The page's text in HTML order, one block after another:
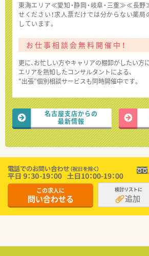
東海エリア≪愛知・静岡・岐阜・三重≫≪長
せください！求人票だけでは分からない薬
しています。
お仕事相談会無料開催中！
更に、お忙しい方やキャリアの棚卸がしたい方
エリアを熟知したコンサルタントによる、
“出張”個別相談サービスも同時開催中です。
名古屋支店からの
最新情報
この求人に
問い合わせる
検討リストに
追加